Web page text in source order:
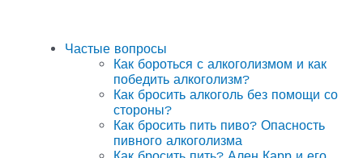
Частые вопросы
Как бороться с алкоголизмом и как
победить алкоголизм?
Как бросить алкоголь без помощи со
стороны?
Как бросить пить пиво? Опасность
пивного алкоголизма